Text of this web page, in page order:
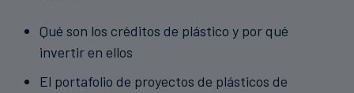
Qué son los créditos de plástico y por qué
invertir en ellos
El portafolio de proyectos de plásticos de